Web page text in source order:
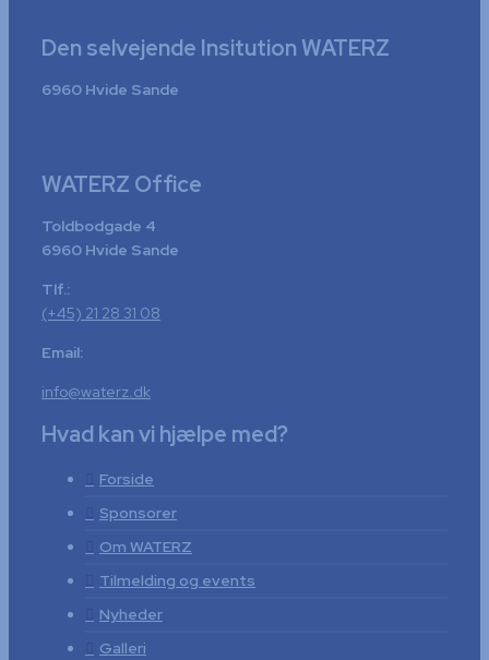
Den selvejende Insitution WATERZ
6960 Hvide Sande
WATERZ Office
Toldbodgade 4
6960 Hvide Sande
Tlf.:
(+45) 21 28 31 08
Email:
info@waterz.dk
Hvad kan vi hjælpe med?
Forside
Sponsorer
Om WATERZ
Tilmelding og events
Nyheder
Galleri